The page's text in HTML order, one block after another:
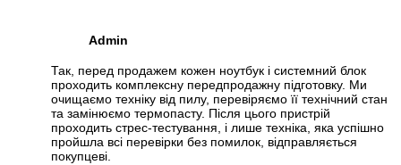
Admin
Так, перед продажем кожен ноутбук і системний блок
проходить комплексну передпродажну підготовку. Ми
очищаємо техніку від пилу, перевіряємо її технічний стан
та замінюємо термопасту. Після цього пристрій
проходить стрес-тестування, і лише техніка, яка успішно
пройшла всі перевірки без помилок, відправляється
покупцеві.